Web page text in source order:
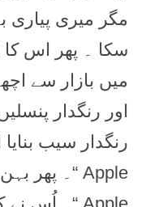
مگر ميری پياری
سکا ۔ پھر اس کا
ميں بازار سے
اور رنگدار